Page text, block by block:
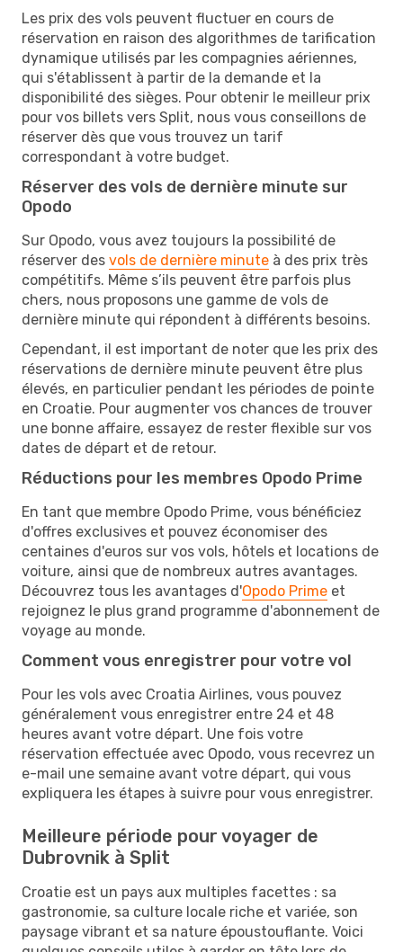
Les prix des vols peuvent fluctuer en cours de
réservation en raison des algorithmes de tarification
dynamique utilisés par les compagnies aériennes,
qui s'établissent à partir de la demande et la
disponibilité des sièges. Pour obtenir le meilleur prix
pour vos billets vers Split, nous vous conseillons de
réserver dès que vous trouvez un tarif
correspondant à votre budget.
Réserver des vols de dernière minute sur
Opodo
Sur Opodo, vous avez toujours la possibilité de
réserver des vols de dernière minute à des prix très
compétitifs. Même s’ils peuvent être parfois plus
chers, nous proposons une gamme de vols de
dernière minute qui répondent à différents besoins.
Cependant, il est important de noter que les prix des
réservations de dernière minute peuvent être plus
élevés, en particulier pendant les périodes de pointe
en Croatie. Pour augmenter vos chances de trouver
une bonne affaire, essayez de rester flexible sur vos
dates de départ et de retour.
Réductions pour les membres Opodo Prime
En tant que membre Opodo Prime, vous bénéficiez
d'offres exclusives et pouvez économiser des
centaines d'euros sur vos vols, hôtels et locations de
voiture, ainsi que de nombreux autres avantages.
Découvrez tous les avantages d'Opodo Prime et
rejoignez le plus grand programme d'abonnement de
voyage au monde.
Comment vous enregistrer pour votre vol
Pour les vols avec Croatia Airlines, vous pouvez
généralement vous enregistrer entre 24 et 48
heures avant votre départ. Une fois votre
réservation effectuée avec Opodo, vous recevrez un
e-mail une semaine avant votre départ, qui vous
expliquera les étapes à suivre pour vous enregistrer.
Meilleure période pour voyager de
Dubrovnik à Split
Croatie est un pays aux multiples facettes : sa
gastronomie, sa culture locale riche et variée, son
paysage vibrant et sa nature époustouflante. Voici